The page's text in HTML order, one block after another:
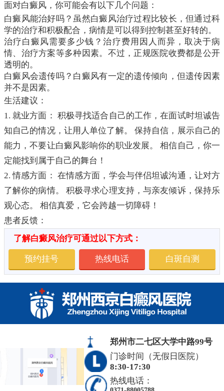
面对白癜风，你可能会有以下几个问题：
白癜风能治好吗？虽然白癜风治疗过程比较长，但通过科
学的治疗和积极配合，病情是可以得到控制甚至好转的。
治疗白癜风需要多少钱？治疗费用因人而异，取决于病
情、治疗方案等多种因素。不过，正规医院收费都是公开
透明的。
白癜风会遗传吗？白癜风有一定的遗传倾向，但遗传因素
并不是因素。
生活建议：
1. 就业方面： 积极寻找适合自己的工作，在面试时坦诚告
知自己的情况，让用人单位了解。 保持自信，展示自己的
能力，不要让白癜风影响你的职业发展。 相信自己，你一
定能找到属于自己的舞台！
2. 情感方面： 在情感方面，学会与伴侣坦诚沟通，让对方
了解你的病情。 积极寻求心理支持，与亲友倾诉，保持乐
观心态。 相信真爱，它会跨越一切障碍！
患者反馈：
了解白癜风治疗可通过以下方式：
预约挂号 热线电话 白斑自测
郑州市二七区大学中路99号
门诊时间（无假日医院）
8:30-17:30
热线电话：